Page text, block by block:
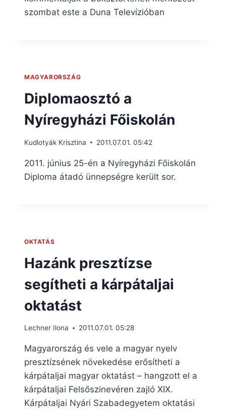
szombat este a Duna Televízióban
MAGYARORSZÁG
Diplomaosztó a
Nyíregyházi Főiskolán
Kudlotyák Krisztina 2011.07.01. 05:42
2011. június 25-én a Nyíregyházi Főiskolán
Diploma átadó ünnepségre került sor.
OKTATÁS
Hazánk presztízse
segítheti a kárpátaljai
oktatást
Lechner Ilona 2011.07.01. 05:28
Magyarország és vele a magyar nyelv
presztízsének növekedése erősítheti a
kárpátaljai magyar oktatást – hangzott el a
kárpátaljai Felsőszinevéren zajló XIX.
Kárpátaljai Nyári Szabadegyetem oktatási